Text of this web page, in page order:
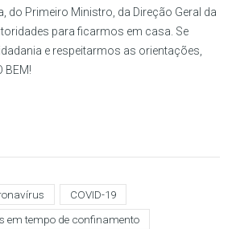
do Primeiro Ministro, da Direção Geral da
para ficarmos em casa. Se
e respeitarmos as orientações,
BEM!
COVID-19
em tempo de confinamento